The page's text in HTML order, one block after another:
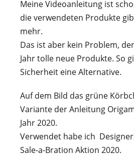
Meine Videoanleitung ist
die verwendeten Produkte
mehr.
Das ist aber kein Problem,
Jahr tolle neue Produkte. So
Sicherheit eine Alternative.
Auf dem Bild das grüne
Variante der Anleitung
Jahr 2020.
Verwendet habe ich
Sale-a-Bration Aktion 2020.